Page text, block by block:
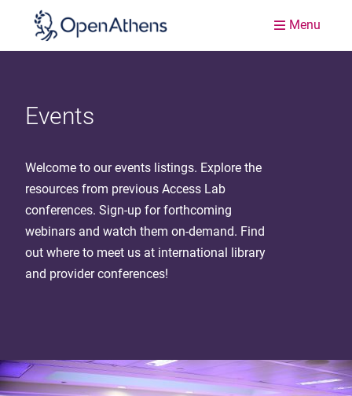
Menu
Events
Welcome to our events listings. Explore the
resources from previous Access Lab
conferences. Sign-up for forthcoming
webinars and watch them on-demand. Find
out where to meet us at international library
and provider conferences!